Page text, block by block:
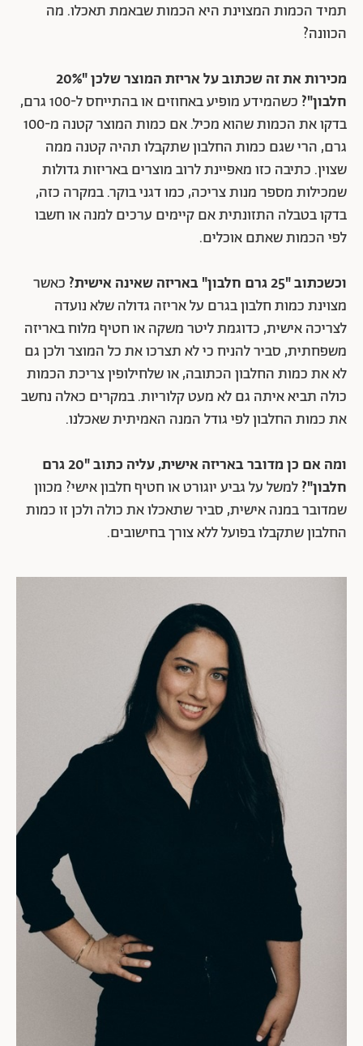
תמיד הכמות המצוינת היא הכמות שבאמת תאכלו. מה
הכוונה?
מכירות את זה שכתוב על אריזת המוצר שלכן "20%
חלבון"?
כשהמידע מופיע באחוזים או בהתייחס ל-100 גרם,
בדקו את הכמות שהוא מכיל. אם כמות המוצר קטנה מ-100
גרם, הרי שגם כמות החלבון שתקבלו תהיה קטנה ממה
שצוין. כתיבה כזו מאפיינת לרוב מוצרים באריזות גדולות
שמכילות מספר מנות צריכה, כמו דגני בוקר. במקרה כזה,
בדקו בטבלה התזונתית אם קיימים ערכים למנה או חשבו
לפי הכמות שאתם אוכלים.
וכשכתוב "25 גרם חלבון" באריזה שאינה אישית?
כאשר
מצוינת כמות חלבון בגרם על אריזה גדולה שלא נועדה
לצריכה אישית, כדוגמת ליטר משקה או חטיף מלוח באריזה
משפחתית, סביר להניח כי לא תצרכו את כל המוצר ולכן גם
לא את כמות החלבון הכתובה, או שלחילופין צריכת הכמות
כולה תביא איתה גם לא מעט קלוריות. במקרים כאלה נחשב
את כמות החלבון לפי גודל המנה האמיתית שאכלנו.
ומה אם כן מדובר באריזה אישית, עליה כתוב "20 גרם
חלבון"?למשל על גביע יוגורט או חטיף חלבון אישי? מכוון
שמדובר במנה אישית, סביר שתאכלו את כולה ולכן זו כמות
החלבון שתקבלו בפועל ללא צורך בחישובים.